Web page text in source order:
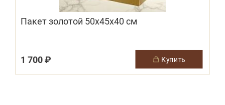
Пакет золотой 50х45х40 см
1 700 ₽ купить